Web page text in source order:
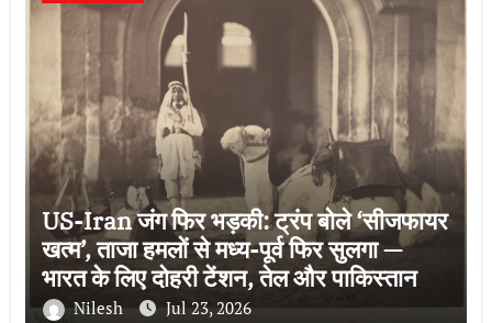
US-Iran जंग फिर भड़की: ट्रंप बोले ‘सीजफायर
खत्म’, ताजा हमलों से मध्य-पूर्व फिर सुलगा —
भारत के लिए दोहरी टेंशन, तेल और पाकिस्तान की
भूमिकाNilesh Jul 23, 2026